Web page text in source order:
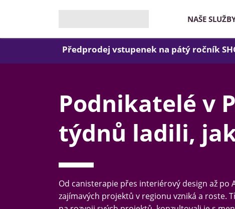
NAŠE
Předprodej vstupenek na pátý ročník
Podnikatelé v
týdnů ladili,
Od canisterapie přes interiérový design až po
zajímavých projektů v regionu vzniká a roste.